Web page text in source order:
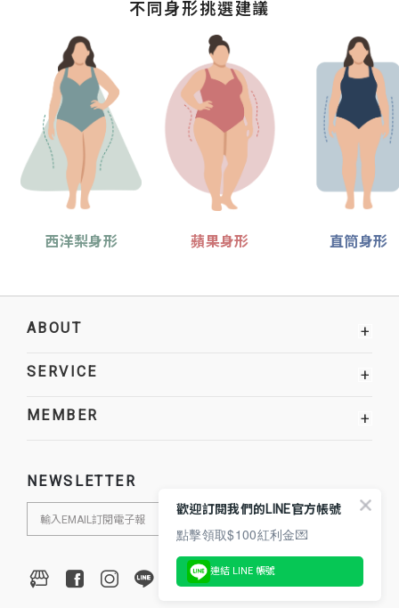
不同身形挑選建議
西洋梨身形 蘋果身形 直筒身形
ABOUT +
SERVICE +
MEMBER +
NEWSLETTER
歡迎訂閱我們的LINE官方帳號
點擊領取$100紅利金💌
連結 LINE 帳號